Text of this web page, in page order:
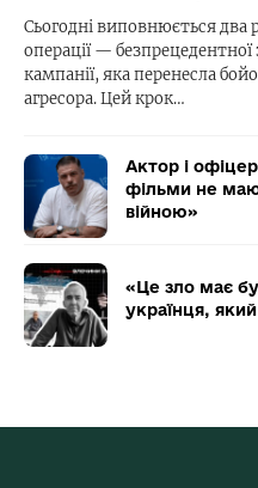
Сьогодні виповнюється два
операції —
кампанії, яка перенесла
агресора. Цей крок…
Актор і
фільми не
війною»
«Це зло має
українця,